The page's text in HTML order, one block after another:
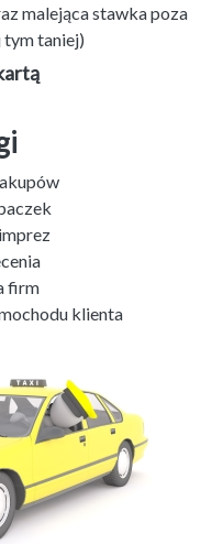
malejąca stawka poza
tym taniej)
firm
klienta